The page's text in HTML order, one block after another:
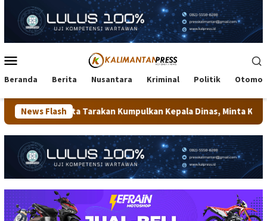
konten
Mobile
Beranda Berita Nusantara Kriminal Politik
News Flash
Tarakan Kumpulkan Kepala Dinas, Minta Kualitas Layanan